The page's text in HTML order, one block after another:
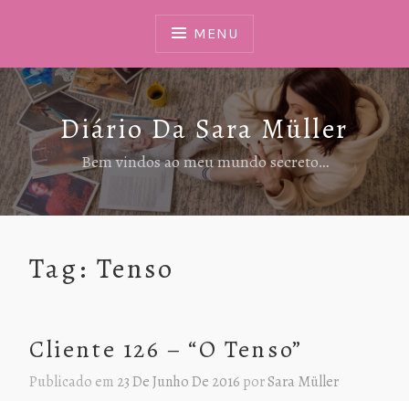
MENU
Diário Da Sara Müller
Bem vindos ao meu mundo secreto…
Tag: Tenso
Cliente 126 – “O Tenso”
Publicado em 23 De Junho De 2016 porSara Müller